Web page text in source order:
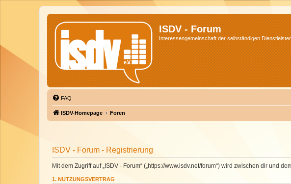
ISDV - Forum
Interessengemeinschaft der selbständigen
FAQ
ISDV-Homepage Foren
ISDV - Forum - Registrierung
Mit dem Zugriff auf „ISDV - Forum“ („https://www.isdv.net/forum“) wird zwischen dir und
1. NUTZUNGSVERTRAG